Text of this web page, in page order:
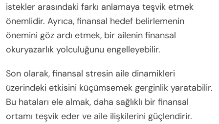
istekler arasındaki farkı anlamaya teşvik etmek
önemlidir. Ayrıca, finansal hedef belirlemenin
önemini göz ardı etmek, bir ailenin finansal
okuryazarlık yolculuğunu engelleyebilir.
Son olarak, finansal stresin aile dinamikleri
üzerindeki etkisini küçümsemek gerginlik yaratabilir.
Bu hataları ele almak, daha sağlıklı bir finansal
ortamı teşvik eder ve aile ilişkilerini güçlendirir.